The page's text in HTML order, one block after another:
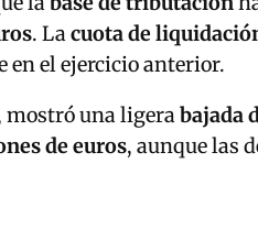
. Lacuota de
en el ejercicio anterior.
mostró una ligerabajada
de euros, aunque las